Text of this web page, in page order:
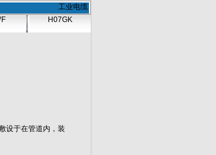
工业电缆
H07GK
设于在管道内，装